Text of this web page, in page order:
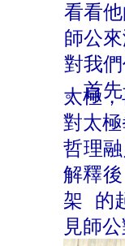
看看
師公
對我
。首
太極
對太
哲理
解釋
架 的
見師